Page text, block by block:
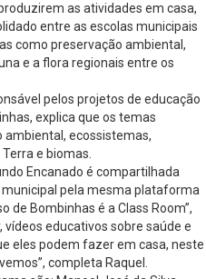
as atividades em casa,
entre as escolas municipais
como preservação ambiental,
e a flora regionais entre os
pelos projetos de educação
explica que os temas
ecossistemas,
e biomas.
Encanado é compartilhada
pela mesma plataforma
de Bombinhas é a Class Room”,
vídeos educativos sobre saúde e
eles podem fazer em casa, neste
completa Raquel.